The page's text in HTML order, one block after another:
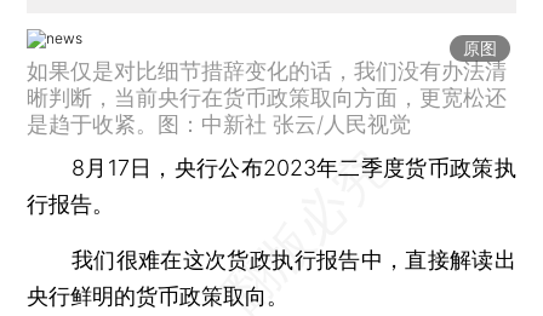
原图
如果仅是对比细节措辞变化的话，我们没有办法清
晰判断，当前央行在货币政策取向方面，更宽松还
是趋于收紧。图：中新社 张云/人民视觉
8月17日，央行公布2023年二季度货币政策执
行报告。
我们很难在这次货政执行报告中，直接解读出
央行鲜明的货币政策取向。